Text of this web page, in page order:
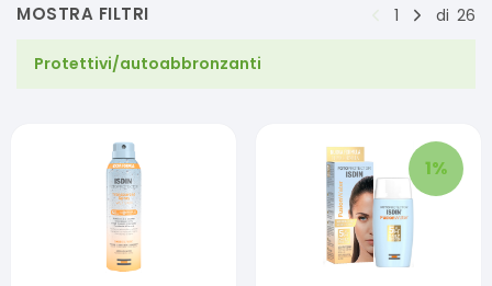
MOSTRA FILTRI 1 di 26
Protettivi/autoabbronzanti
1%